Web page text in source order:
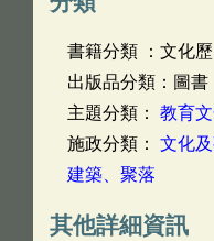
書籍分類 ：文化
出版品分類：圖書
主題分類： 教育
施政分類： 文化
建築、聚落
其他詳細資訊